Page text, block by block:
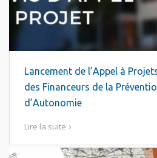
Lancement de l’Appel à
des Financeurs de la
d’Autonomie
Lire la suite